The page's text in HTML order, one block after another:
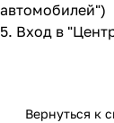
автомобилей")
5. Вход в
Вернуться к